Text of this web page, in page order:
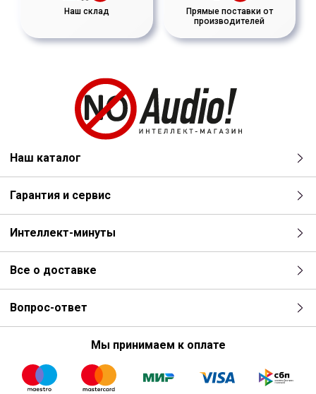
Наш склад
Прямые поставки от
производителей
Наш каталог
Гарантия и сервис
Интеллект-минуты
Все о доставке
Вопрос-ответ
Мы принимаем к оплате